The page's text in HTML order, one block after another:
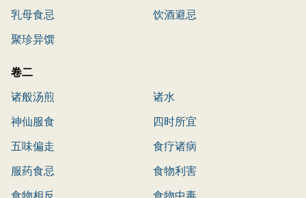
乳母食忌
饮酒避忌
聚珍异馔
卷二
诸般汤煎
诸水
神仙服食
四时所宜
五味偏走
食疗诸病
服药食忌
食物利害